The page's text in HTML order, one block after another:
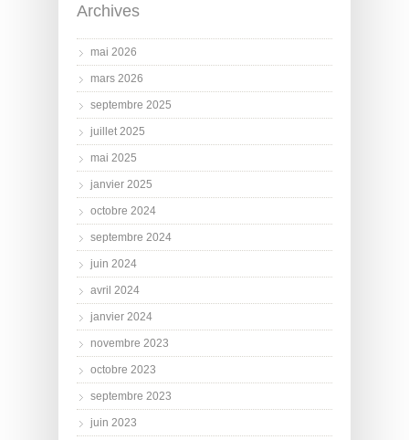
Archives
mai 2026
mars 2026
septembre 2025
juillet 2025
mai 2025
janvier 2025
octobre 2024
septembre 2024
juin 2024
avril 2024
janvier 2024
novembre 2023
octobre 2023
septembre 2023
juin 2023